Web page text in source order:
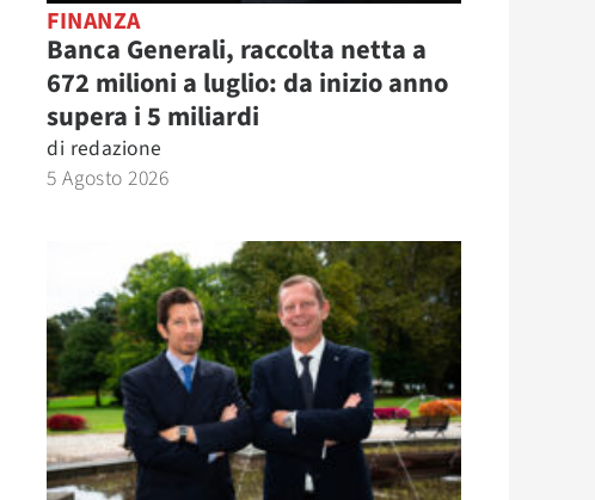
FINANZA
Banca Generali, raccolta netta a
672 milioni a luglio: da inizio anno
supera i 5 miliardi
di redazione
5 Agosto 2026